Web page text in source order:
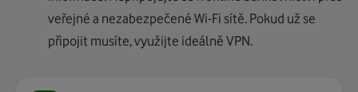
veřejné a nezabezpečené Wi-Fi sítě. Pokud už se
připojit musíte, využijte ideálně VPN.